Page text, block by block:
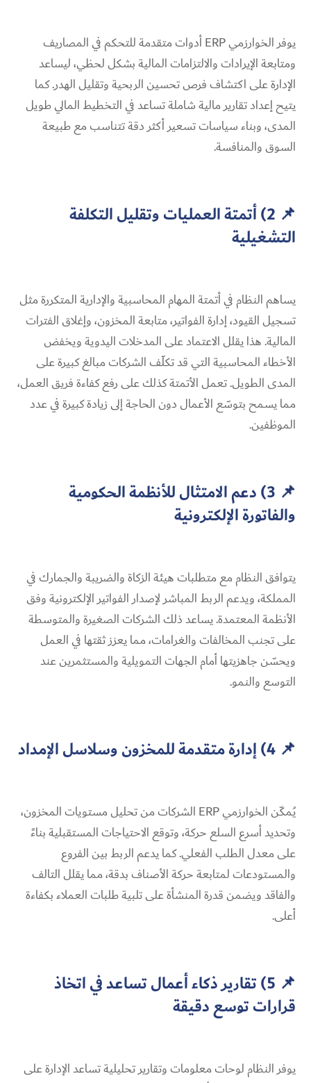
يوفر الخوارزمي ERP أدوات متقدمة للتحكم في المصاريف
ومتابعة الإيرادات والالتزامات المالية بشكل لحظي، ليساعد
الإدارة على اكتشاف فرص تحسين الربحية وتقليل الهدر. كما
يتيح إعداد تقارير مالية شاملة تساعد في التخطيط المالي طويل
المدى، وبناء سياسات تسعير أكثر دقة تتناسب مع طبيعة
السوق والمنافسة.
📌 2) أتمتة العمليات وتقليل التكلفة
التشغيلية
يساهم النظام في أتمتة المهام المحاسبية والإدارية المتكررة مثل
تسجيل القيود، إدارة الفواتير، متابعة المخزون، وإغلاق الفترات
المالية. هذا يقلل الاعتماد على المدخلات اليدوية ويخفض
الأخطاء المحاسبية التي قد تكلّف الشركات مبالغ كبيرة على
المدى الطويل. تعمل الأتمتة كذلك على رفع كفاءة فريق العمل،
مما يسمح بتوسّع الأعمال دون الحاجة إلى زيادة كبيرة في عدد
الموظفين.
📌 3) دعم الامتثال للأنظمة الحكومية
والفاتورة الإلكترونية
يتوافق النظام مع متطلبات هيئة الزكاة والضريبة والجمارك في
المملكة، ويدعم الربط المباشر لإصدار الفواتير الإلكترونية وفق
الأنظمة المعتمدة. يساعد ذلك الشركات الصغيرة والمتوسطة
على تجنب المخالفات والغرامات، مما يعزز ثقتها في العمل
ويحسّن جاهزيتها أمام الجهات التمويلية والمستثمرين عند
التوسع والنمو.
📌 4) إدارة متقدمة للمخزون وسلاسل الإمداد
يُمكّن الخوارزمي ERP الشركات من تحليل مستويات المخزون،
وتحديد أسرع السلع حركة، وتوقع الاحتياجات المستقبلية بناءً
على معدل الطلب الفعلي. كما يدعم الربط بين الفروع
والمستودعات لمتابعة حركة الأصناف بدقة، مما يقلل التالف
والفاقد ويضمن قدرة المنشأة على تلبية طلبات العملاء بكفاءة
أعلى.
📌 5) تقارير ذكاء أعمال تساعد في اتخاذ
قرارات توسع دقيقة
يوفر النظام لوحات معلومات وتقارير تحليلية تساعد الإدارة على